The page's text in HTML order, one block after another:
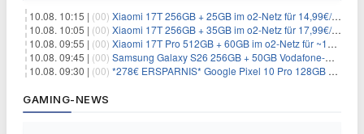
10.08. 10:15 | (00) Xiaomi 17T 256GB + 25GB im o2-Netz für 14,99€/Monat (effektiv -4,30€/Monat)
10.08. 10:05 | (00) Xiaomi 17T 256GB + 35GB im o2-Netz für 17,99€/Monat (effektiv -2,47€/Monat)
10.08. 09:55 | (00) Xiaomi 17T Pro 512GB + 60GB im o2-Netz für ~19,99€/Monat (effektiv -7,22€/Monat)
10.08. 09:45 | (00) Samsung Galaxy S26 256GB + 50GB Vodafone-Netz für 19,99€/Monat (effektiv 1,26€/Monat)
10.08. 09:30 | (00) *278€ ERSPARNIS* Google Pixel 10 Pro 128GB + 60GB im o2-Netz für ~19,99€/Monat
GAMING-NEWS